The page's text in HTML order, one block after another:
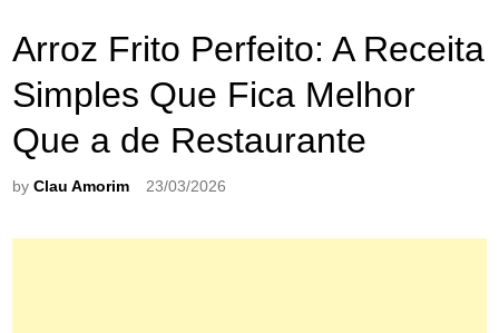
Arroz Frito Perfeito: A Receita
Simples Que Fica Melhor
Que a de Restaurante
byClau Amorim 23/03/2026